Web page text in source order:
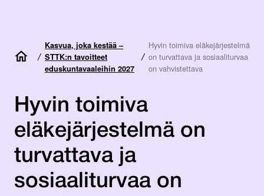
/
Kasvua, joka kestää –
STTK:n tavoitteet
eduskuntavaaleihin 2027
/
Hyvin toimiva eläkejärjestelmä
on turvattava ja sosiaaliturvaa
on vahvistettava
Hyvin toimiva
eläkejärjestelmä on
turvattava ja
sosiaaliturvaa on